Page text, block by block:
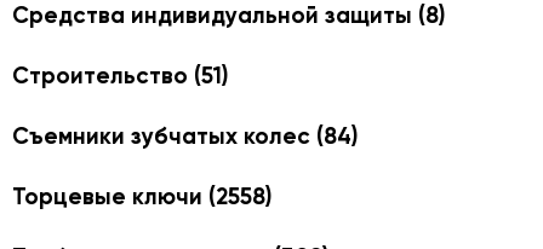
Средства индивидуальной защиты (8)
Строительство (51)
Съемники зубчатых колес (84)
Торцевые ключи (2558)